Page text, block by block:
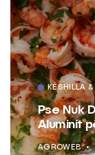
KËSHILLA &
Rreziqet
Akulloret
AGROWEB